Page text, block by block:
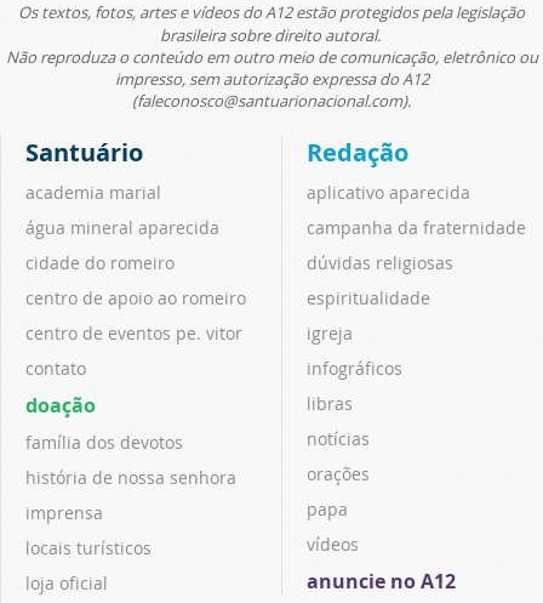
Os textos, fotos, artes e vídeos do A12 estão protegidos pela legislação
brasileira sobre direito autoral.
Não reproduza o conteúdo em outro meio de comunicação, eletrônico ou
impresso, sem autorização expressa do A12
(faleconosco@santuarionacional.com).
Santuário
academia marial
água mineral aparecida
cidade do romeiro
centro de apoio ao romeiro
centro de eventos pe. vitor
contato
doação
família dos devotos
história de nossa senhora
imprensa
locais turísticos
loja oficial
Redação
aplicativo aparecida
campanha da fraternidade
dúvidas religiosas
espiritualidade
igreja
infográficos
libras
notícias
orações
papa
vídeos
anuncie no A12